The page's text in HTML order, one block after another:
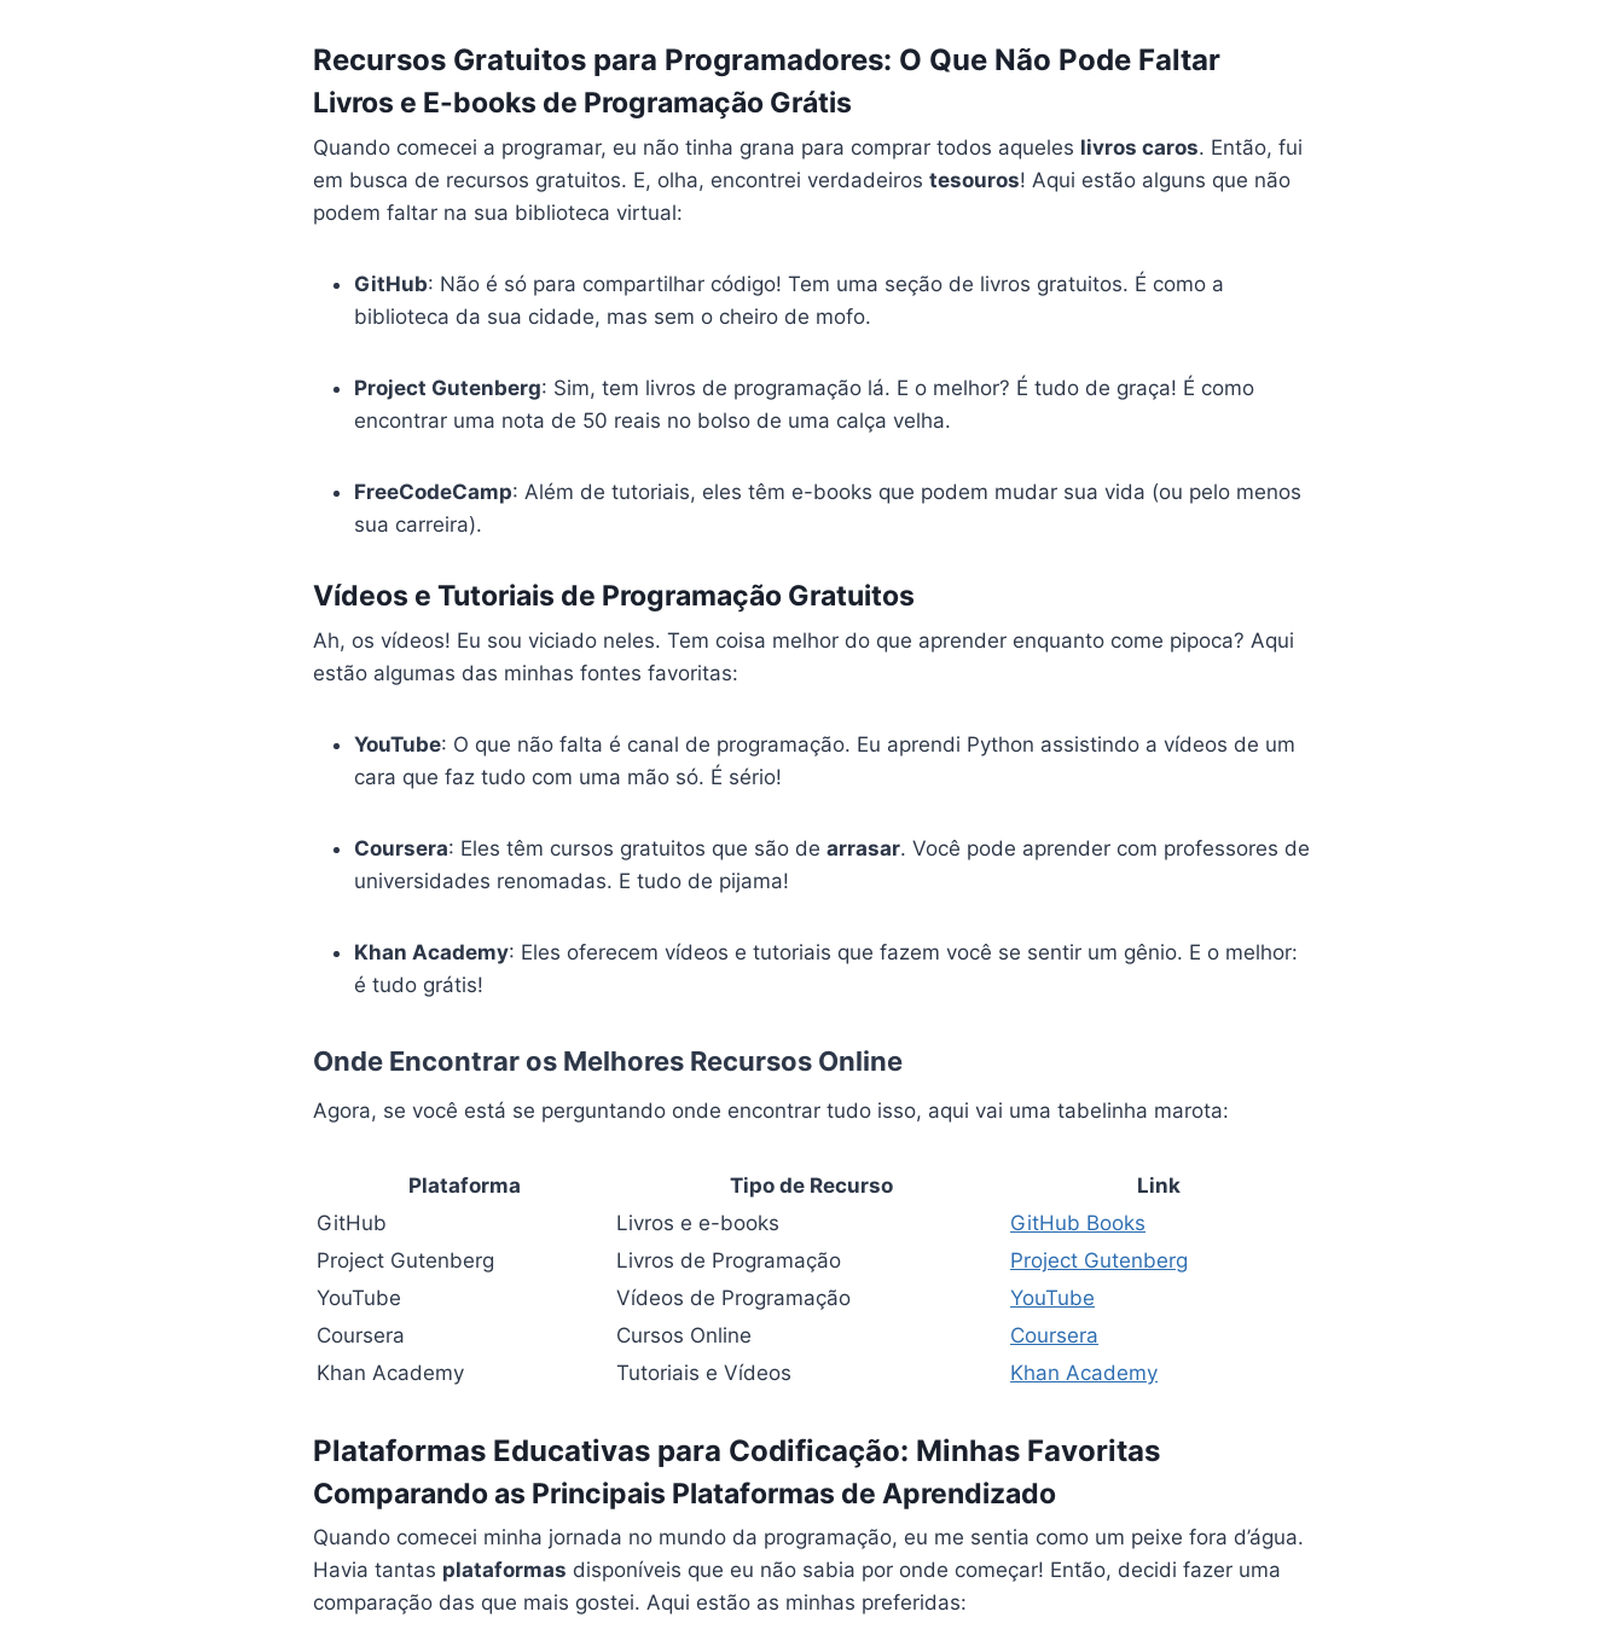
Recursos Gratuitos para Programadores: O Que Não Pode Faltar
Livros e E-books de Programação Grátis
Quando comecei a programar, eu não tinha grana para comprar todos aqueles livros caros. Então, fui
em busca de recursos gratuitos. E, olha, encontrei verdadeirostesouros! Aqui estão alguns que não
podem faltar na sua biblioteca virtual:
GitHub: Não é só para compartilhar código! Tem uma seção de livros gratuitos. É como a
biblioteca da sua cidade, mas sem o cheiro de mofo.
Project Gutenberg: Sim, tem livros de programação lá. E o melhor? É tudo de graça! É como
encontrar uma nota de 50 reais no bolso de uma calça velha.
FreeCodeCamp: Além de tutoriais, eles têm e-books que podem mudar sua vida (ou pelo menos
sua carreira).
Vídeos e Tutoriais de Programação Gratuitos
Ah, os vídeos! Eu sou viciado neles. Tem coisa melhor do que aprender enquanto come pipoca? Aqui
estão algumas das minhas fontes favoritas:
YouTube: O que não falta é canal de programação. Eu aprendi Python assistindo a vídeos de um
cara que faz tudo com uma mão só. É sério!
Coursera: Eles têm cursos gratuitos que são dearrasar. Você pode aprender com professores de
universidades renomadas. E tudo de pijama!
Khan Academy: Eles oferecem vídeos e tutoriais que fazem você se sentir um gênio. E o melhor:
é tudo grátis!
Onde Encontrar os Melhores Recursos Online
Agora, se você está se perguntando onde encontrar tudo isso, aqui vai uma tabelinha marota:
Plataforma Tipo de Recurso
Link
GitHub
Livros e e-books
GitHub Books
Project Gutenberg
Livros de Programação
Project Gutenberg
YouTube
Vídeos de Programação
YouTube
Coursera
Cursos Online
Coursera
Khan Academy
Tutoriais e Vídeos Khan Academy
Plataformas Educativas para Codificação: Minhas Favoritas
Comparando as Principais Plataformas de Aprendizado
Quando comecei minha jornada no mundo da programação, eu me sentia como um peixe fora d’água.
Havia tantas plataformas disponíveis que eu não sabia por onde começar! Então, decidi fazer uma
comparação das que mais gostei. Aqui estão as minhas preferidas: